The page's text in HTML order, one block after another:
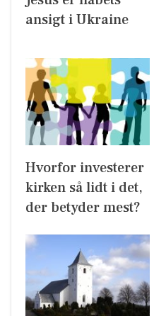
ansigt i Ukraine
Hvorfor investerer
kirken så lidt i det,
der betyder mest?